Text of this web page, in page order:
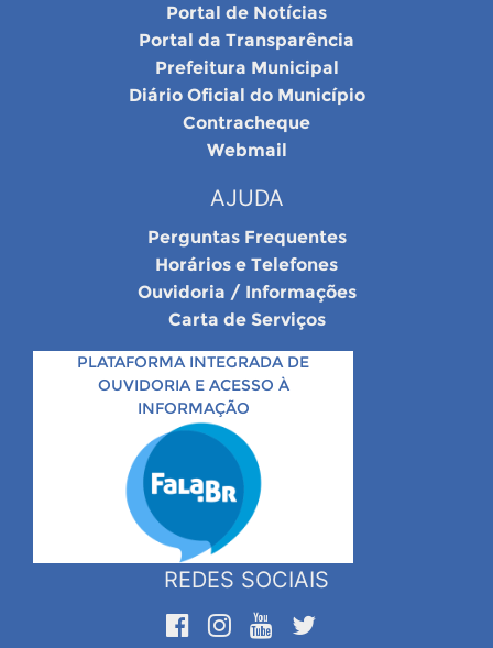
Portal de Notícias
Portal da Transparência
Prefeitura Municipal
Diário Oficial do Município
Contracheque
Webmail
AJUDA
Perguntas Frequentes
Horários e Telefones
Ouvidoria / Informações
Carta de Serviços
PLATAFORMA INTEGRADA DE
OUVIDORIA E ACESSO À
INFORMAÇÃO
REDES SOCIAIS